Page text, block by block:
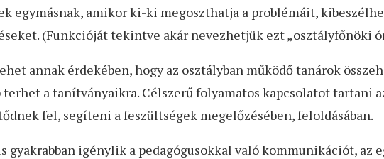
egymásnak, amikor ki-ki megoszthatja a problémáit,
(Funkcióját tekintve akár nevezhetjük ezt „osztályfőnöki
annak érdekében, hogy az osztályban működő tanárok
a tanítványaikra. Célszerű folyamatos kapcsolatot tartani
fel, segíteni a feszültségek megelőzésében, feloldásában.
gyakrabban igénylik a pedagógusokkal való kommunikációt,